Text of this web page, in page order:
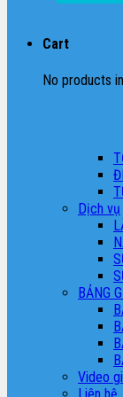
Cart
No products
Dịch vụ
BẢNG
Video